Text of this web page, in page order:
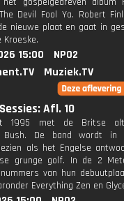
Devil Fool Ya. Robert
nieuwe plaat en gaat in
Kroeske.
15:00
NPO2
Muziek.TV
Afl. 10
1995 met de Britse
Bush. De band wordt in
als het Engelse
grunge golf. In de 2
van hun
Everything Zen en